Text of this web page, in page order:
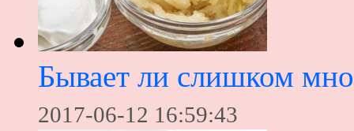
Бывает ли слишком
2017-06-12 16:59:43